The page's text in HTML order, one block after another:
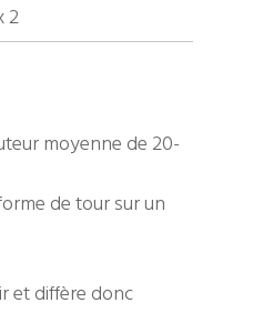
2
moyenne de 20-
de tour sur un
et diffère donc